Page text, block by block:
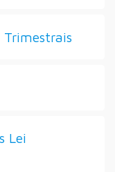
Lei